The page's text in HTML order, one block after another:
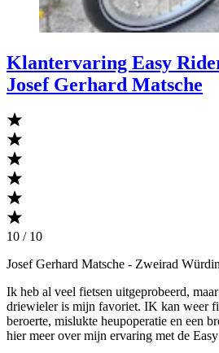
Klantervaring Easy
Josef Gerhard Matsche
10 / 10
Josef Gerhard Matsche - Zweirad
Ik heb al veel fietsen uitgeprobeerd,
driewieler is mijn favoriet. IK kan weer
beroerte, mislukte heupoperatie en een
hier meer over mijn ervaring met de